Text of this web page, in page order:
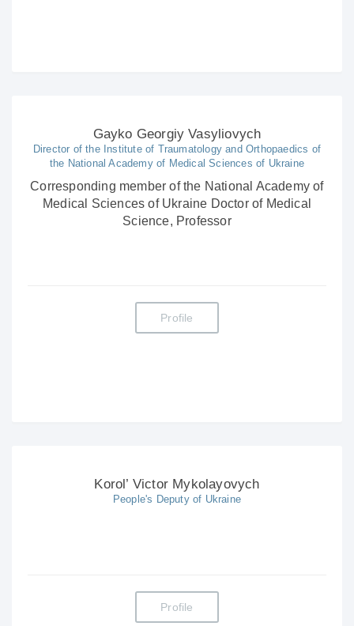
Gayko Georgiy Vasyliovych
Director of the Institute of Traumatology and Orthopaedics of
the National Academy of Medical Sciences of Ukraine
Corresponding member of the National Academy of
Medical Sciences of Ukraine Doctor of Medical
Science, Professor
Profile
Korol’ Victor Mykolayovych
People's Deputy of Ukraine
Profile